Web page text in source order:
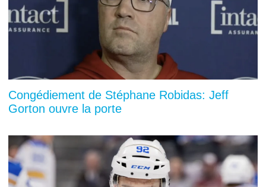
Congédiement de Stéphane Robidas: Jeff
Gorton ouvre la porte